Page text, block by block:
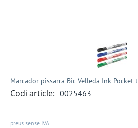
Marcador pissarra Bic Velleda Ink
Codi article: 0025463
preus sense IVA